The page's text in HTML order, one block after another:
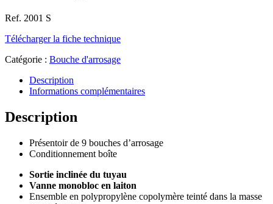
Ref. 2001 S
Télécharger la fiche technique
Catégorie : Bouche d'arrosage
Description
Informations complémentaires
Description
Présentoir de 9 bouches d’arrosage
Conditionnement boîte
Sortie inclinée du tuyau
Vanne monobloc en laiton
Ensemble en polypropylène copolymère teinté dans la masse